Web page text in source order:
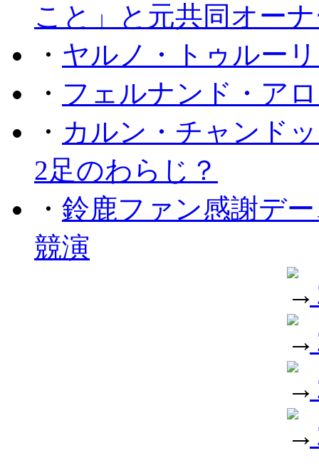
こと」と元共同オー
・ ヤルノ・トゥルー
・ フェルナンド・ア
・ カルン・チャンド
2足のわらじ？
・ 鈴鹿ファン感謝デ
競演